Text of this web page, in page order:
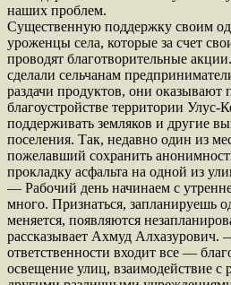
наших проблем.
Существенную поддержку своим
уроженцы села, которые за счет
проводят благотворительные
сделали сельчанам
раздачи продуктов, они оказывают
благоустройстве территории Улус-
поддерживать земляков и другие
поселения. Так, недавно один из
пожелавший сохранить
прокладку асфальта на одной из
— Рабочий день начинаем с
много. Признаться, запланируешь
меняется, появляются
рассказывает Ахмуд Алхазурович.
ответственности входит все —
освещение улиц, взаимодействие с